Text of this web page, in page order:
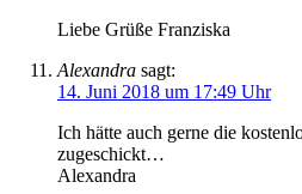
Liebe Grüße Franziska
Alexandra sagt:
14. Juni 2018 um 17:49 Uhr
Ich hätte auch gerne die
zugeschickt…
Alexandra